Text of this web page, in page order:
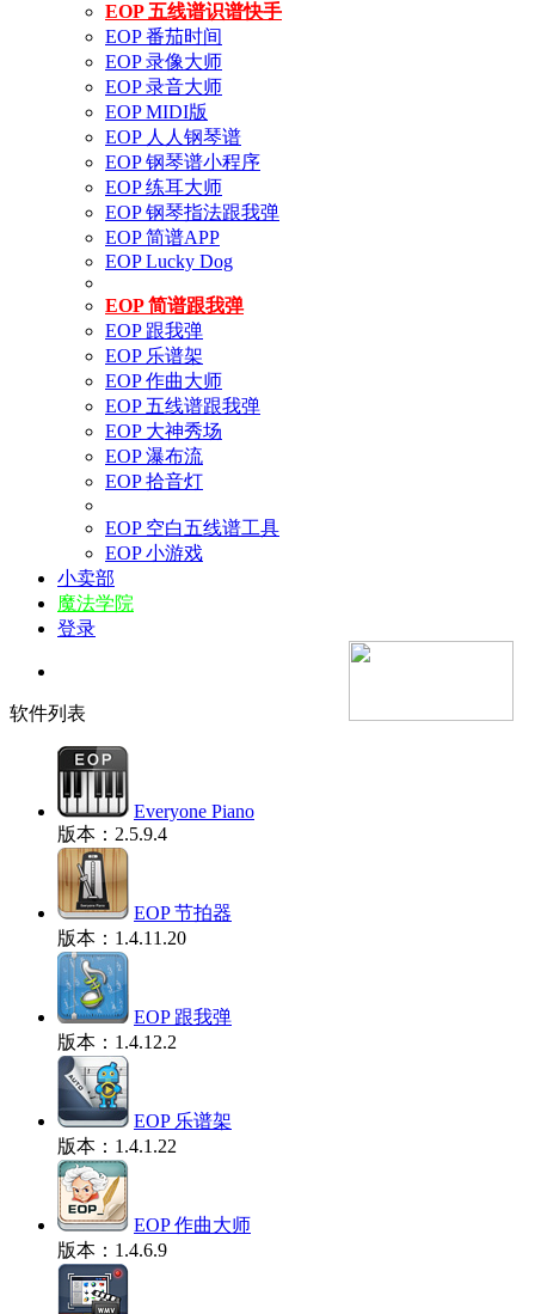
EOP 五线谱识谱快手
EOP 番茄时间
EOP 录像大师
EOP 录音大师
EOP MIDI版
EOP 人人钢琴谱
EOP 钢琴谱小程序
EOP 练耳大师
EOP 钢琴指法跟我弹
EOP 简谱APP
EOP Lucky Dog
EOP 简谱跟我弹
EOP 跟我弹
EOP 乐谱架
EOP 作曲大师
EOP 五线谱跟我弹
EOP 大神秀场
EOP 瀑布流
EOP 拾音灯
EOP 空白五线谱工具
EOP 小游戏
小卖部
魔法学院
登录
软件列表
Everyone Piano
版本：2.5.9.4
EOP 节拍器
版本：1.4.11.20
EOP 跟我弹
版本：1.4.12.2
EOP 乐谱架
版本：1.4.1.22
EOP 作曲大师
版本：1.4.6.9